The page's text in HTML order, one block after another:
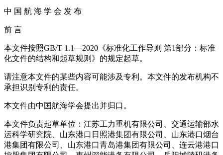
中 国 航 海 学 会 发 布
前 言
本文件按照GB/T 1.1—2020《标准化工作导则 第1部分：标准
化文件的结构和起草规则》的规定起草。
请注意本文件的某些内容可能涉及专利。本文件的发布机构不
承担识别专利的责任。
本文件由中国航海学会提出并归口。
本文件负责起草单位：江苏工力重机有限公司、交通运输部水
运科学研究院、山东港口日照港集团有限公司、山东港口烟台
港集团有限公司、山东港口青岛港集团有限公司、连云港港口